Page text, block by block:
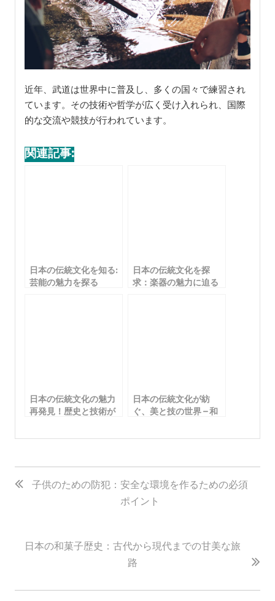
近年、武道は世界中に普及し、多くの国々で練習され
ています。その技術や哲学が広く受け入れられ、国際
的な交流や競技が行われています。
関連記事:
日本の伝統文化を知る:
芸能の魅力を探る
日本の伝統文化を探
求：楽器の魅力に迫る
日本の伝統文化の魅力
再発見！歴史と技術が
日本の伝統文化が紡
ぐ、美と技の世界 – 和
投
稿
ゲ
シ
子供のための防犯：安全な環境を作るための必須
ポイント
日本の和菓子歴史：古代から現代までの甘美な旅
路